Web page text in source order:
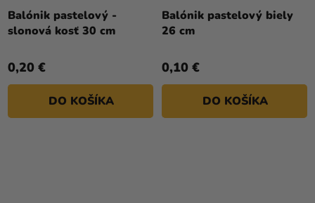
Balónik pastelový -
slonová kosť 30 cm
0,20 €
DO KOŠÍKA
Balónik pastelový biely
26 cm
hodnotenie
produktu
5
hviezdičiek.
0,10 €
DO KOŠÍKA